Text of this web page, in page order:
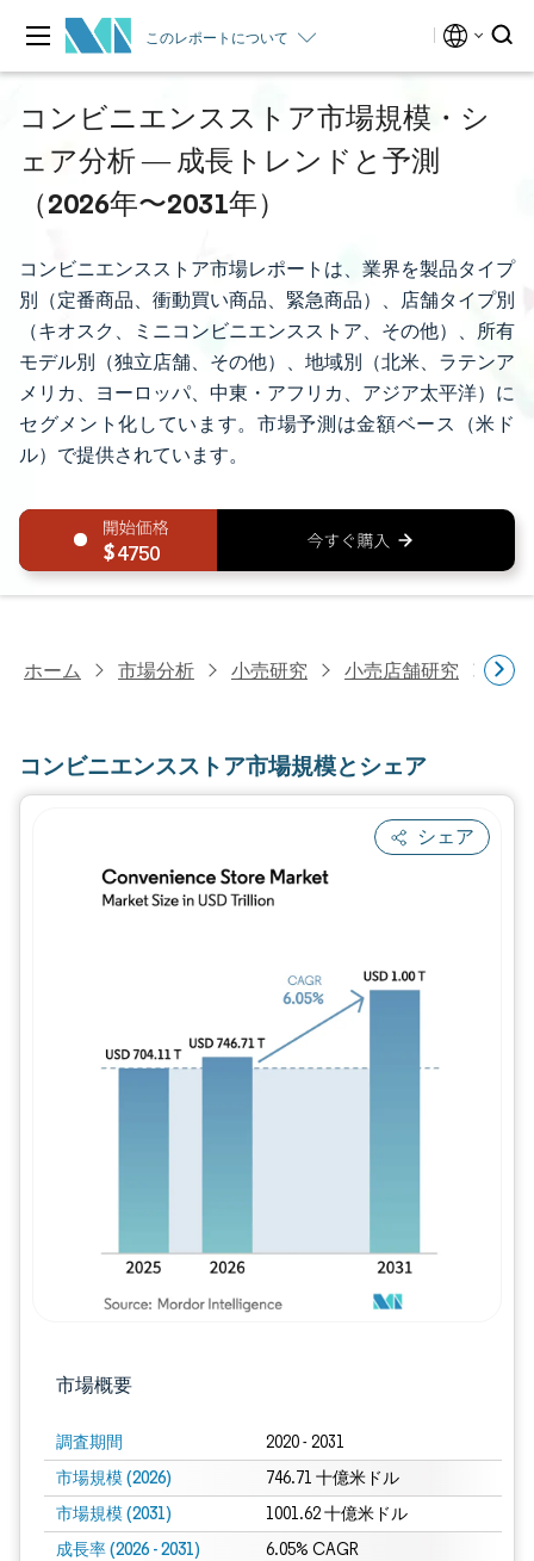
このレポートについて
コンビニエンスストア市場規模・シ
ェア分析 ― 成長トレンドと予測
（2026年〜2031年）
コンビニエンスストア市場レポートは、業界を製品タイプ
別（定番商品、衝動買い商品、緊急商品）、店舗タイプ別
（キオスク、ミニコンビニエンスストア、その他）、所有
モデル別（独立店舗、その他）、地域別（北米、ラテンア
メリカ、ヨーロッパ、中東・アフリカ、アジア太平洋）に
セグメント化しています。市場予測は金額ベース（米ド
ル）で提供されています。
4750
ホーム 市場分析 小売研究 小売店舗研究 コ
コンビニエンスストア市場規模とシェア
シェア
市場概要
調査期間 2020 - 2031
市場規模 (2026) 746.71 十億米ドル
市場規模 (2031) 1001.62 十億米ドル
成長率 (2026 - 2031) 6.05% CAGR